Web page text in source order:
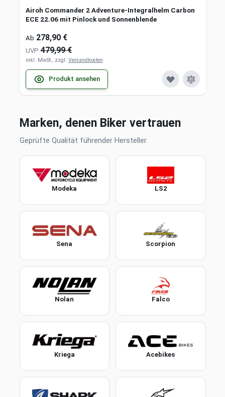
Airoh Commander 2 Adventure-Integralhelm Carbon
ECE 22.06 mit Pinlock und Sonnenblende
Ab 278,90 €
UVP 479,99 €
inkl. MwSt., zzgl. Versandkosten
Produkt ansehen
Marken, denen Biker vertrauen
Geprüfte Qualität führender Hersteller.
Modeka LS2
Sena Scorpion
Nolan Falco
Kriega Acebikes